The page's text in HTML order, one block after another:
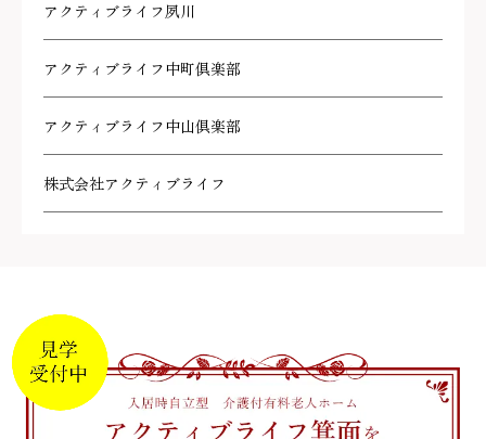
アクティブライフ夙川
アクティブライフ中町倶楽部
アクティブライフ中山倶楽部
株式会社アクティブライフ